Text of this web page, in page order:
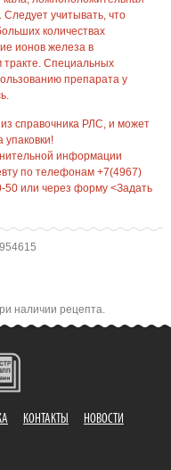
учитывать, что
количествах
ионов железа в
Специальных
препарата у
справочника РЛС, и может
упаковки!
информации
по телефонам +7(4967)
50 или через форму <Задать
наличии рецепта.
КОНТАКТЫ НОВОСТИ